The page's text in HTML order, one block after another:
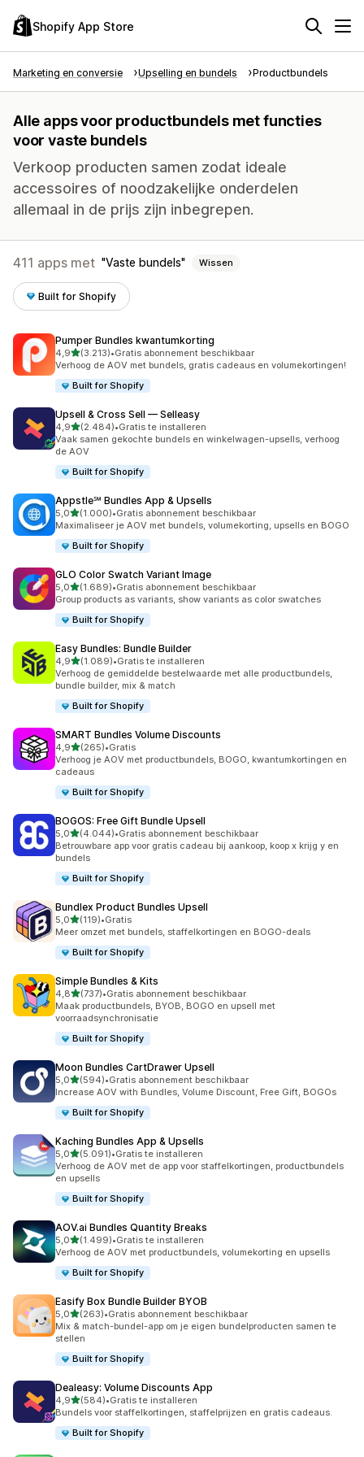
Shopify App Store
Marketing en conversie Upselling en bundels Productbundels
Alle apps voor productbundels met functies
voor vaste bundels
Verkoop producten samen zodat ideale
accessoires of noodzakelijke onderdelen
allemaal in de prijs zijn inbegrepen.
411 apps met Vaste bundels Wissen
Built for Shopify
Pumper Bundles kwantumkorting
4,9van 5 sterren
(3.213)
3213 recensies in totaal
•Gratis abonnement beschikbaar
Verhoog de AOV met bundels, gratis cadeaus en volumekortingen!
Built for Shopify
Upsell & Cross Sell — Selleasy
4,9van 5 sterren
(2.484)
2484 recensies in totaal
•Gratis te installeren
Vaak samen gekochte bundels en winkelwagen-upsells, verhoog
de AOV
Built for Shopify
Appstle℠ Bundles App & Upsells
5,0van 5 sterren
(1.000)
1000 recensies in totaal
•Gratis abonnement beschikbaar
Maximaliseer je AOV met bundels, volumekorting, upsells en BOGO
Built for Shopify
GLO Color Swatch Variant Image
5,0van 5 sterren
(1.689)
1689 recensies in totaal
•Gratis abonnement beschikbaar
Group products as variants, show variants as color swatches
Built for Shopify
Easy Bundles: Bundle Builder
4,9van 5 sterren
(1.089)
1089 recensies in totaal
•Gratis te installeren
Verhoog de gemiddelde bestelwaarde met alle productbundels,
bundle builder, mix & match
Built for Shopify
SMART Bundles Volume Discounts
4,9van 5 sterren
(265)
265 recensies in totaal
•Gratis
Verhoog je AOV met productbundels, BOGO, kwantumkortingen en
cadeaus
Built for Shopify
BOGOS: Free Gift Bundle Upsell
5,0van 5 sterren
(4.044)
4044 recensies in totaal
•Gratis abonnement beschikbaar
Betrouwbare app voor gratis cadeau bij aankoop, koop x krijg y en
bundels
Built for Shopify
Bundlex Product Bundles Upsell
5,0van 5 sterren
(119)
119 recensies in totaal
•Gratis
Meer omzet met bundels, staffelkortingen en BOGO-deals
Built for Shopify
Simple Bundles & Kits
4,8van 5 sterren
(737)
737 recensies in totaal
•Gratis abonnement beschikbaar
Maak productbundels, BYOB, BOGO en upsell met
voorraadsynchronisatie
Built for Shopify
Moon Bundles CartDrawer Upsell
5,0van 5 sterren
(594)
594 recensies in totaal
•Gratis abonnement beschikbaar
Increase AOV with Bundles, Volume Discount, Free Gift, BOGOs
Built for Shopify
Kaching Bundles App & Upsells
5,0van 5 sterren
(5.091)
5091 recensies in totaal
•Gratis te installeren
Verhoog de AOV met de app voor staffelkortingen, productbundels
en upsells
Built for Shopify
AOV.ai Bundles Quantity Breaks
5,0van 5 sterren
(1.499)
1499 recensies in totaal
•Gratis te installeren
Verhoog de AOV met productbundels, volumekorting en upsells
Built for Shopify
Easify Box Bundle Builder BYOB
5,0van 5 sterren
(263)
263 recensies in totaal
•Gratis abonnement beschikbaar
Mix & match-bundel-app om je eigen bundelproducten samen te
stellen
Built for Shopify
Dealeasy: Volume Discounts App
4,9van 5 sterren
(584)
584 recensies in totaal
•Gratis te installeren
Bundels voor staffelkortingen, staffelprijzen en gratis cadeaus.
Built for Shopify